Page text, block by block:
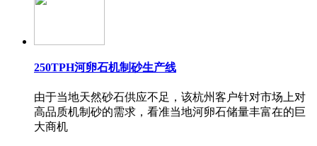
250TPH河卵石机制砂生产线
由于当地天然砂石供应不足，该杭州客户针对市场上对
高品质机制砂的需求，看准当地河卵石储量丰富在的巨
大商机